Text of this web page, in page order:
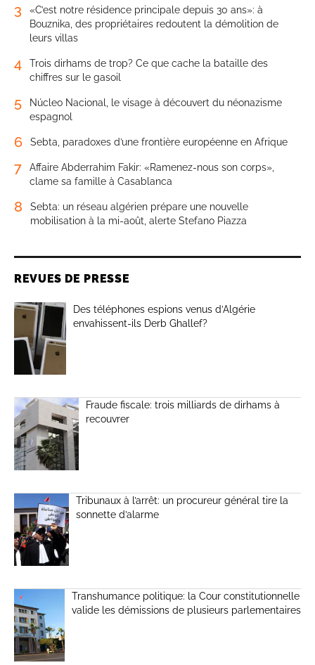
3
«C’est notre résidence principale depuis 30 ans»: à
Bouznika, des propriétaires redoutent la démolition de
leurs villas
4
Trois dirhams de trop? Ce que cache la bataille des
chiffres sur le gasoil
5
Núcleo Nacional, le visage à découvert du néonazisme
espagnol
6 Sebta, paradoxes d’une frontière européenne en Afrique
7
Affaire Abderrahim Fakir: «Ramenez-nous son corps»,
clame sa famille à Casablanca
8
Sebta: un réseau algérien prépare une nouvelle
mobilisation à la mi-août, alerte Stefano Piazza
REVUES DE PRESSE
Des téléphones espions venus d’Algérie
envahissent-ils Derb Ghallef?
Fraude fiscale: trois milliards de dirhams à
recouvrer
Tribunaux à l’arrêt: un procureur général tire la
sonnette d’alarme
Transhumance politique: la Cour constitutionnelle
valide les démissions de plusieurs parlementaires